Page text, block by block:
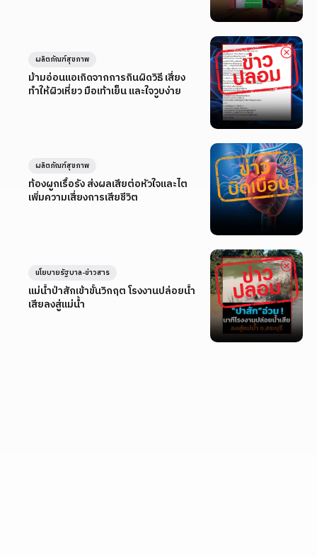
ม้ามอ่อนแอเกิดจากการกินผิดวิธี เสี่ยง
ทำให้ผิวเหี่ยว มือเท้าเย็น และใจวูบง่าย
ผลิตภัณฑ์สุขภาพ
ท้องผูกเรื้อรัง ส่งผลเสียต่อหัวใจและไต
เพิ่มความเสี่ยงการเสียชีวิต
ผลิตภัณฑ์สุขภาพ
แม่น้ำป่าสักเข้าขั้นวิกฤต โรงงานปล่อยน้ำ
เสียลงสู่แม่น้ำ
นโยบายรัฐบาล-ข่าวสาร